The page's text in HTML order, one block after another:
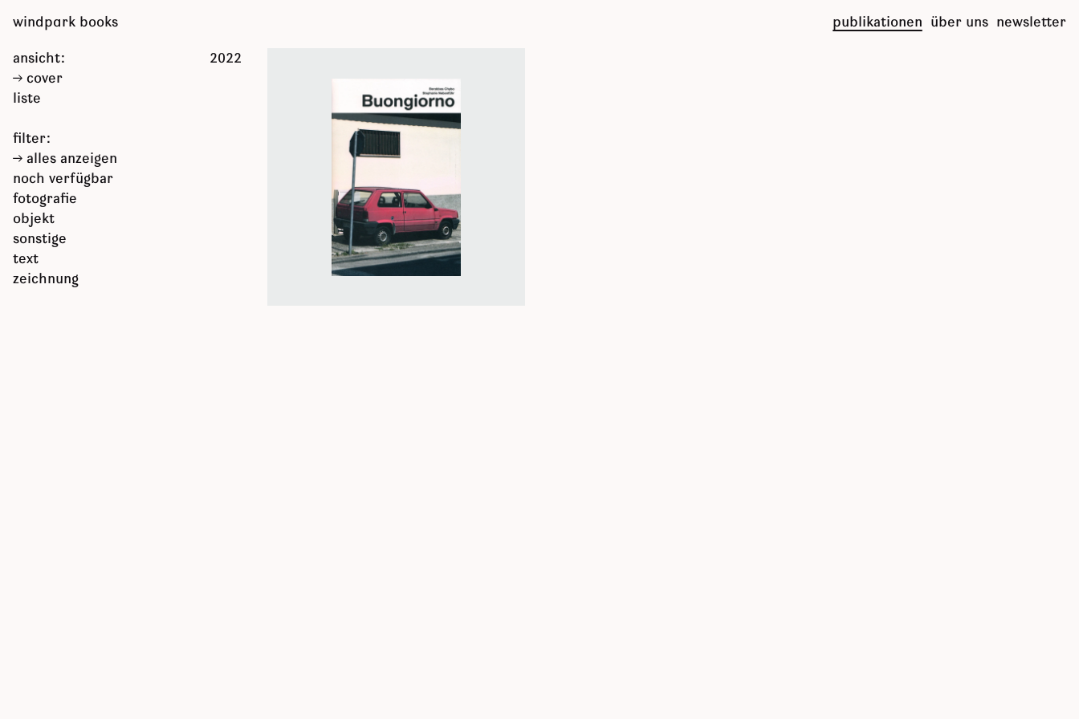
inhaltwindpark books publikationen über uns newsletter
ansicht:
cover
liste
filter:
alles anzeigen
noch verfügbar
fotografie
objekt
sonstige
text
zeichnung
2022